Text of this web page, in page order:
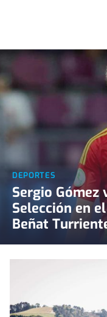
DEPORTES
Sergio Gómez
Selección en
Beñat